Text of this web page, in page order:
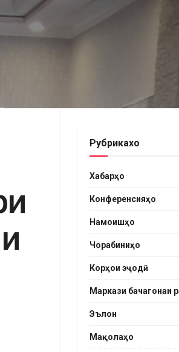
Рубрикахо
Хабарҳо
Конференсияҳо
Намоишҳо
Чорабиниҳо
Корҳои эҷодӣ
Маркази бачагонаи
Эълон
Мақолаҳо